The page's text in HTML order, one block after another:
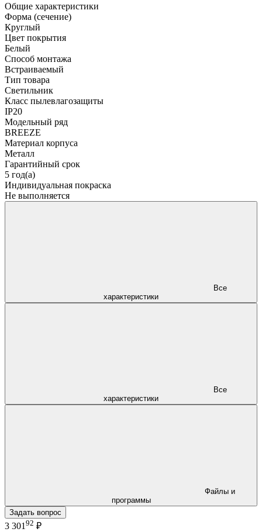
Общие характеристики
Форма (сечение)
Круглый
Цвет покрытия
Белый
Способ монтажа
Встраиваемый
Тип товара
Светильник
Класс пылевлагозащиты
IP20
Модельный ряд
BREEZE
Материал корпуса
Металл
Гарантийный срок
5 год(а)
Индивидуальная покраска
Не выполняется
характеристики
характеристики
программы
Задать вопрос
3 301 92 ₽